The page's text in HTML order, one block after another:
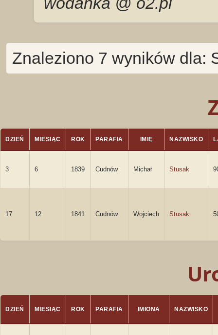
Znaleziono 7 wyników dla:
DZIEŃ MIESIĄC ROK PARAFIA IMIĘ NAZWISKO
3 6 1839 Cudnów Michał Stusak
17 12 1841 Cudnów Wojciech Stusak
DZIEŃ MIESIĄC ROK PARAFIA IMIONA NAZWISKO